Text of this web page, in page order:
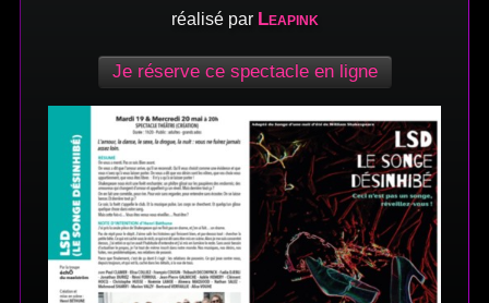
réalisé par Leapink
Je réserve ce spectacle en ligne